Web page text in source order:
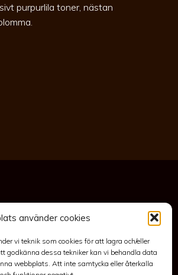
använder cookies
vi teknik som cookies för att lagra och/eller
godkänna dessa tekniker kan vi behandla data
webbplats. Att inte samtycka eller återkalla
purpurlila toner, nästan
Köpvillkor & Garanti